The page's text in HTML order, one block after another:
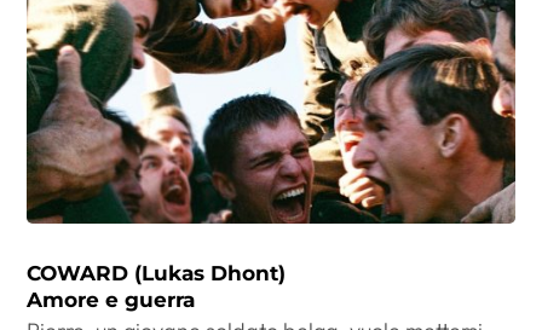
COWARD (Lukas Dhont)
Amore e guerra